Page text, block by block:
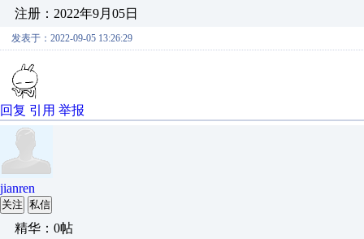
注册：2022年9月05日
发表于：2022-09-05 13:26:29
回复 引用 举报
jianren
关注 私信
精华：0帖